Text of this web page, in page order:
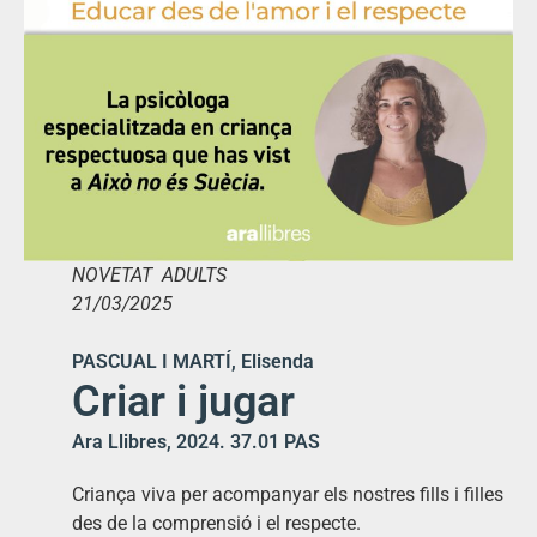
NOVETAT ADULTS
21/03/2025
PASCUAL I MARTÍ, Elisenda
Criar i jugar
Ara Llibres, 2024. 37.01 PAS
Criança viva per acompanyar els nostres fills i filles
des de la comprensió i el respecte.